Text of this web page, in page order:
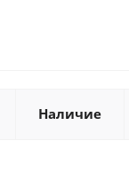
Наличие